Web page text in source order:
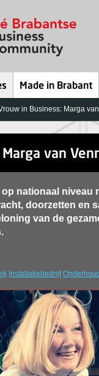
Made in Brabant
in Business: Marga
van
nationaal niveau
doorzetten en
van de
Installatiebedrijf Onderhoud